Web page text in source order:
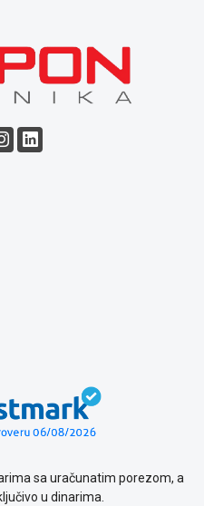
sa uračunatim porezom, a
u dinarima.